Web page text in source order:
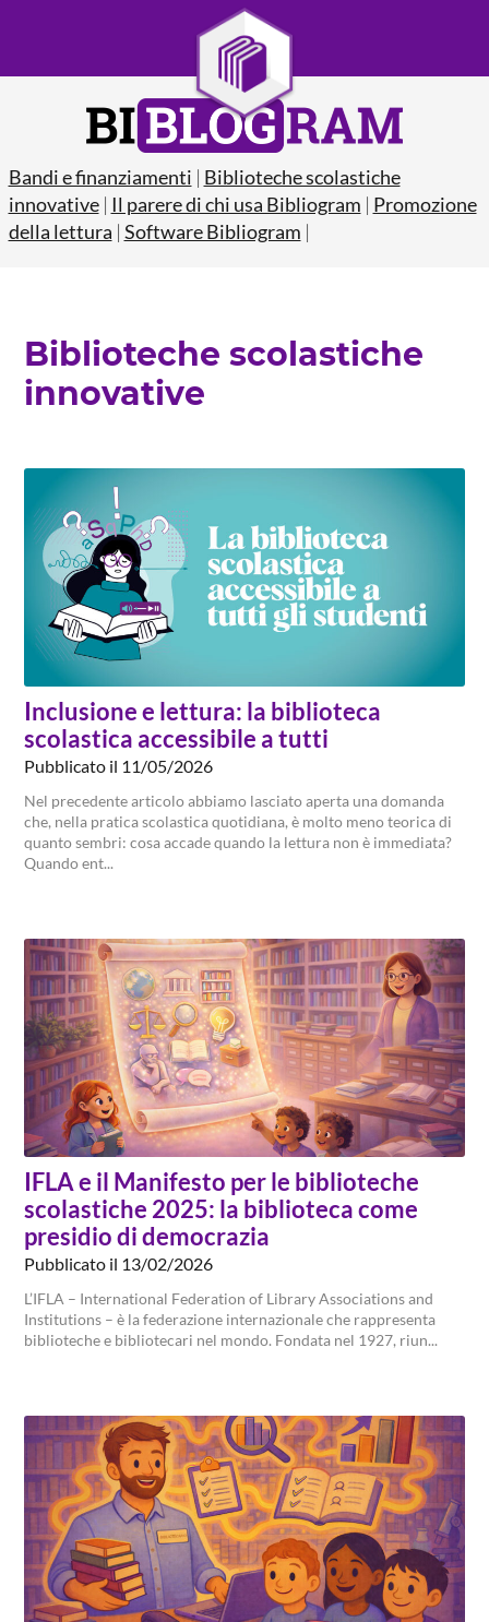
Bandi e finanziamenti | Biblioteche scolastiche
innovative| Il parere di chi usa Bibliogram | Promozione
della lettura | Software Bibliogram |
Biblioteche scolastiche
innovative
Inclusione e lettura: la biblioteca
scolastica accessibile a tutti
Pubblicato il 11/05/2026
Nel precedente articolo abbiamo lasciato aperta una domanda
che, nella pratica scolastica quotidiana, è molto meno teorica di
quanto sembri: cosa accade quando la lettura non è immediata?
Quando ent...
IFLA e il Manifesto per le biblioteche
scolastiche 2025: la biblioteca come
presidio di democrazia
Pubblicato il 13/02/2026
L’IFLA – International Federation of Library Associations and
Institutions – è la federazione internazionale che rappresenta
biblioteche e bibliotecari nel mondo. Fondata nel 1927, riun...